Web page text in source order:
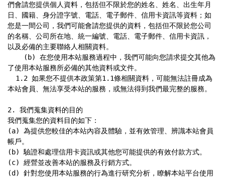
們會請您提供個人資料，包括但不限於您的姓名、姓名、出生年月
日、國籍、身分證字號、電話、電子郵件、信用卡資訊等資料；如
您是一間公司，我們可能會請您提供的資料，包括但不限於您公司
的名稱、公司所在地、統一編號、電話、電子郵件、信用卡資訊，
以及必備的主要聯絡人相關資料。
了使用本站服務所必備的其他資料或文件。
本站會員、無法享受本站的服務，或無法得到我們最完整的服務。
2. 我們蒐集資料的目的
我們蒐集您的資料目的如下：
(a) 為提供您較佳的本站內容及體驗，並有效管理、辨識本站會員
帳戶。
(b) 驗證和處理信用卡資訊或其他您可能提供的有效付款方式。
(c) 經營並改善本站的服務及行銷方式。
(d) 針對您使用本站服務的行為進行研究分析，瞭解本站平台使用